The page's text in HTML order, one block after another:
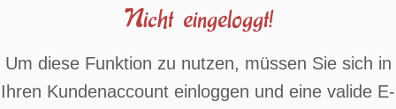
Nicht eingeloggt!
Um diese Funktion zu nutzen, müssen Sie sich in
Ihren Kundenaccount einloggen und eine valide E-